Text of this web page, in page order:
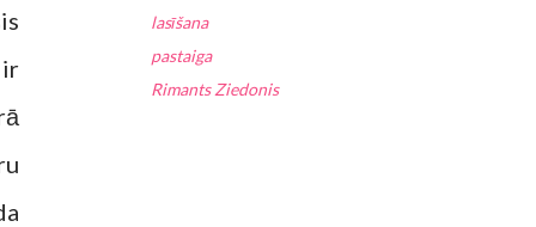
lasīšana
pastaiga
Rimants Ziedonis